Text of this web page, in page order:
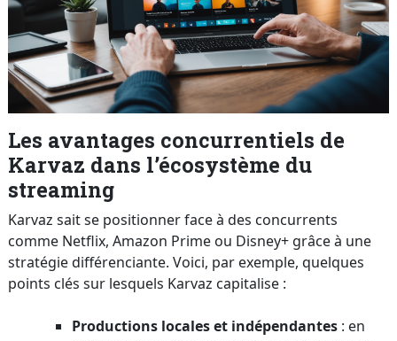
Les avantages concurrentiels de
Karvaz dans l’écosystème du
streaming
Karvaz sait se positionner face à des concurrents
comme Netflix, Amazon Prime ou Disney+ grâce à une
stratégie différenciante. Voici, par exemple, quelques
points clés sur lesquels Karvaz capitalise :
Productions locales et indépendantes: en